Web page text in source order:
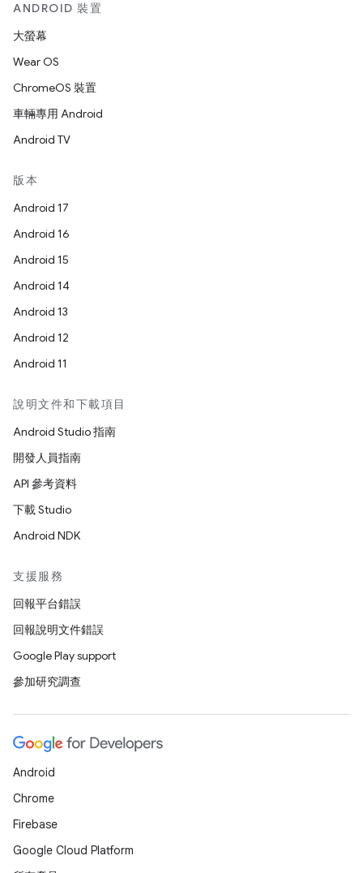
ANDROID 裝置
大螢幕
Wear OS
ChromeOS 裝置
車輛專用 Android
Android TV
版本
Android 17
Android 16
Android 15
Android 14
Android 13
Android 12
Android 11
說明文件和下載項目
Android Studio 指南
開發人員指南
API 參考資料
下載 Studio
Android NDK
支援服務
回報平台錯誤
回報說明文件錯誤
Google Play support
參加研究調查
Android
Chrome
Firebase
Google Cloud Platform